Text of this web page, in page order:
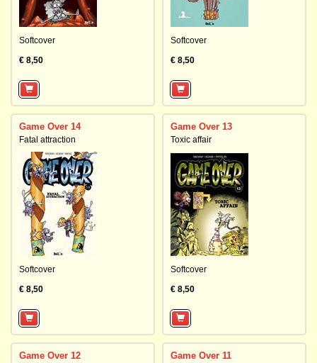
Softcover
€ 8,50
Softcover
€ 8,50
Game Over 14
Fatal attraction
Softcover
€ 8,50
Game Over 13
Toxic affair
Softcover
€ 8,50
Game Over 12 Game Over 11